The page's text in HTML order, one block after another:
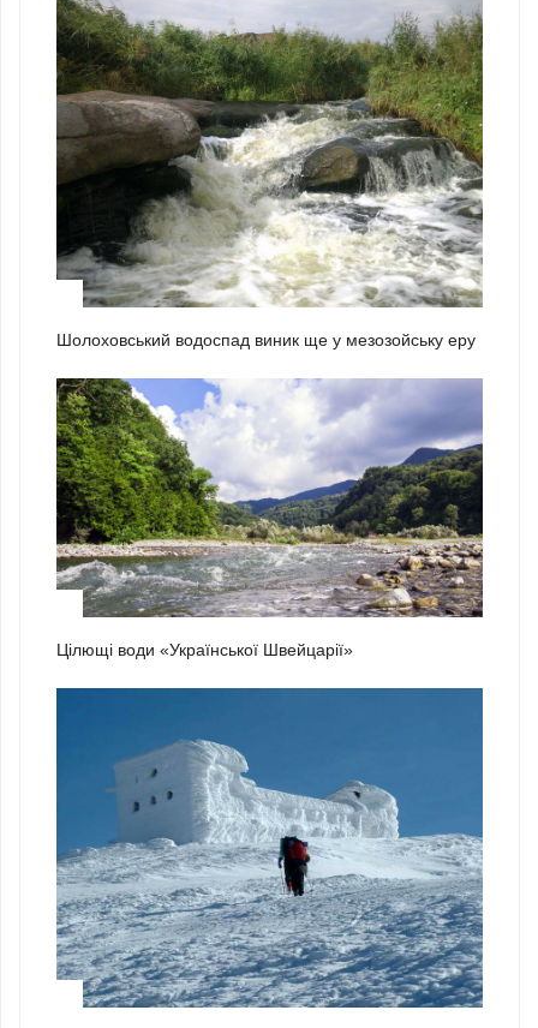
Шолоховський водоспад виник ще у мезозойську еру
Цілющі води «Української Швейцарії»